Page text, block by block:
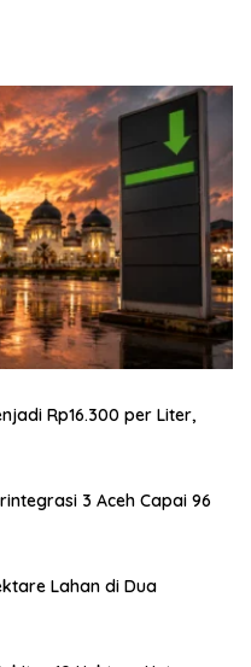
Rp16.300 per Liter,
3 Aceh Capai 96
Lahan di Dua